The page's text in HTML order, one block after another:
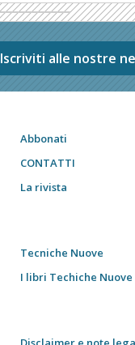
Iscriviti alle nostre
Abbonati
CONTATTI
La rivista
Tecniche Nuove
I libri Techiche Nuove